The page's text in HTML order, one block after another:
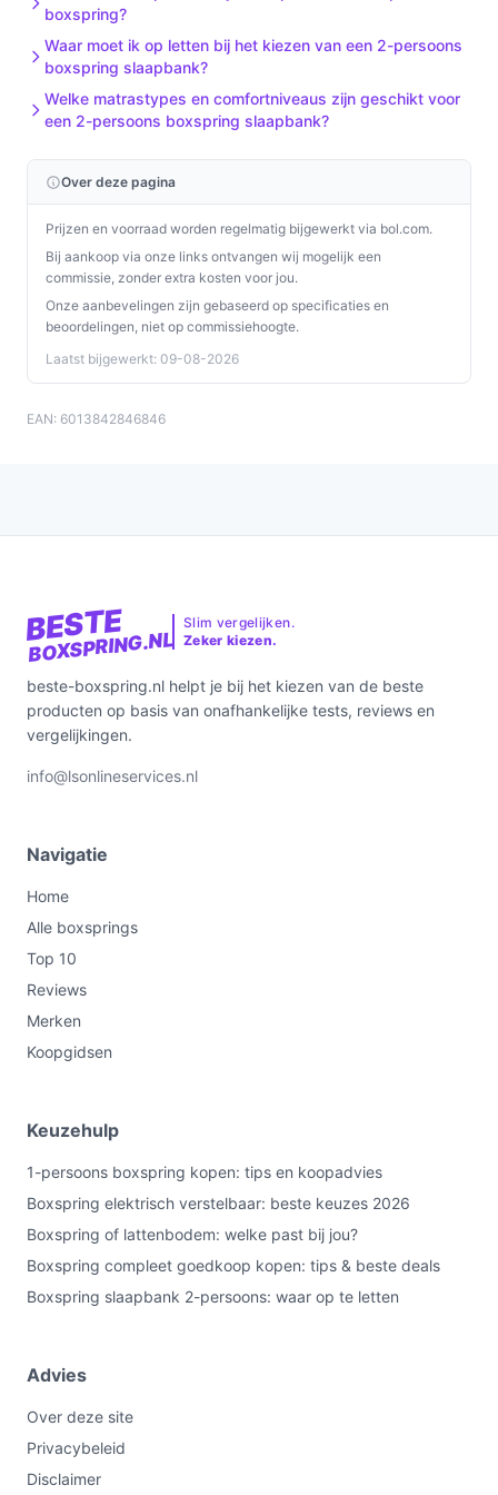
Ontdek alle specificaties en vergelijk prijzen op beste-
behoeften!
boxspring?
Waar moet ik op letten bij het kiezen van een 2-persoons
boxspring slaapbank?
Welke matrastypes en comfortniveaus zijn geschikt voor
een 2-persoons boxspring slaapbank?
Over deze pagina
Prijzen en voorraad worden regelmatig bijgewerkt via bol.com.
Bij aankoop via onze links ontvangen wij mogelijk een
commissie, zonder extra kosten voor jou.
Onze aanbevelingen zijn gebaseerd op specificaties en
beoordelingen, niet op commissiehoogte.
Laatst bijgewerkt: 09-08-2026
EAN: 6013842846846
BESTE
BOXSPRING.NL
Slim vergelijken.
Zeker kiezen.
beste-boxspring.nl helpt je bij het kiezen van de beste
producten op basis van onafhankelijke tests, reviews en
vergelijkingen.
info@lsonlineservices.nl
Navigatie
Home
Alle boxsprings
Top 10
Reviews
Merken
Koopgidsen
Keuzehulp
1-persoons boxspring kopen: tips en koopadvies
Boxspring elektrisch verstelbaar: beste keuzes 2026
Boxspring of lattenbodem: welke past bij jou?
Boxspring compleet goedkoop kopen: tips & beste deals
Boxspring slaapbank 2-persoons: waar op te letten
Advies
Over deze site
Privacybeleid
Disclaimer